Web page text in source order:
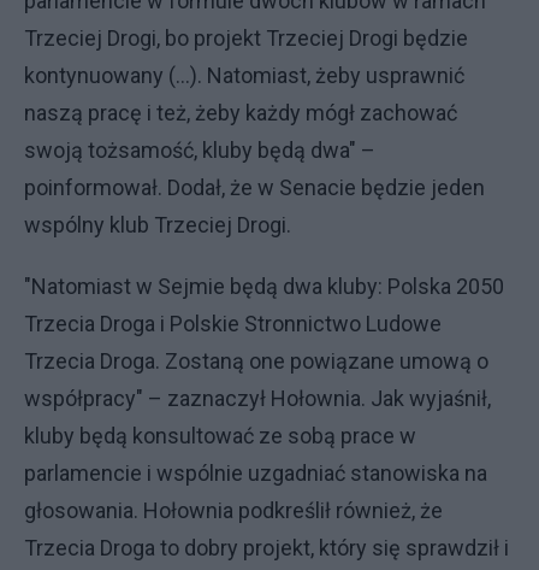
Trzeciej Drogi, bo projekt Trzeciej Drogi będzie
kontynuowany (…). Natomiast, żeby usprawnić
naszą pracę i też, żeby każdy mógł zachować
swoją tożsamość, kluby będą dwa" –
poinformował. Dodał, że w Senacie będzie jeden
wspólny klub Trzeciej Drogi.
"Natomiast w Sejmie będą dwa kluby: Polska 2050
Trzecia Droga i Polskie Stronnictwo Ludowe
Trzecia Droga. Zostaną one powiązane umową o
współpracy" – zaznaczył Hołownia. Jak wyjaśnił,
kluby będą konsultować ze sobą prace w
parlamencie i wspólnie uzgadniać stanowiska na
głosowania. Hołownia podkreślił również, że
Trzecia Droga to dobry projekt, który się sprawdził i